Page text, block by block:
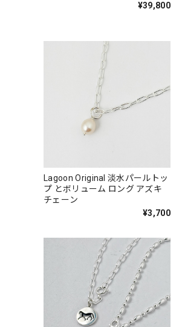
¥39,800
Lagoon Original 淡水パールトッ
プ とボリューム ロング アズキ
チェーン
¥3,700